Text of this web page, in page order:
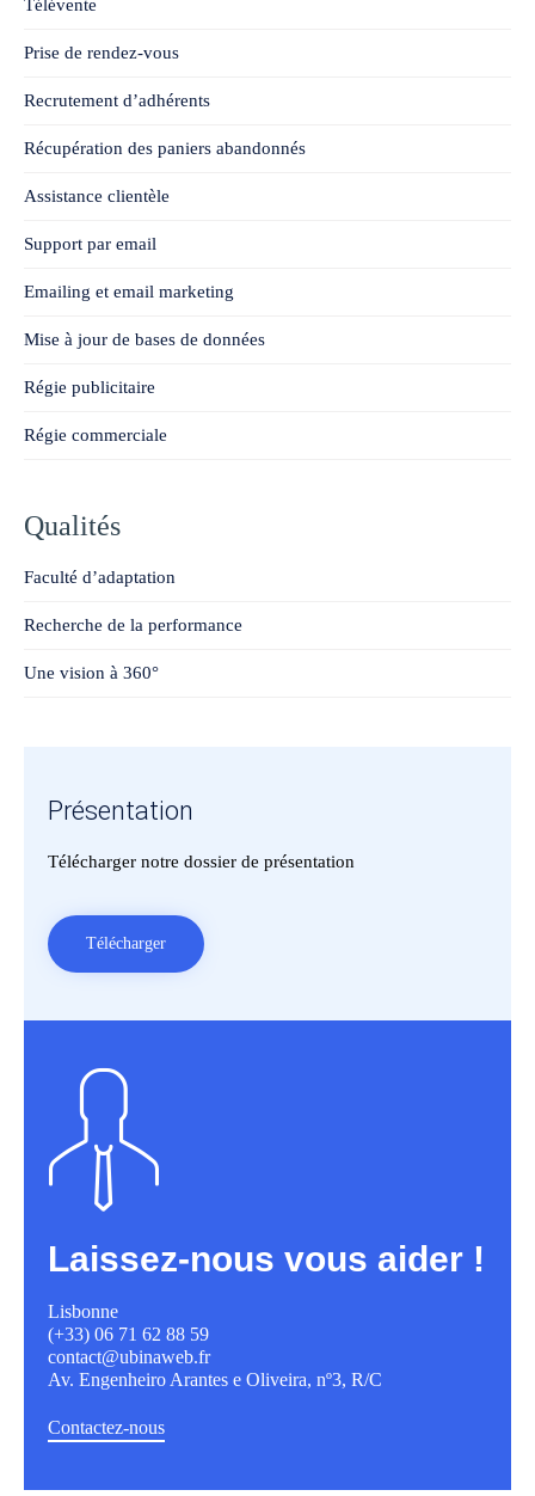
Télévente
Prise de rendez-vous
Recrutement d’adhérents
Récupération des paniers abandonnés
Assistance clientèle
Support par email
Emailing et email marketing
Mise à jour de bases de données
Régie publicitaire
Régie commerciale
Qualités
Faculté d’adaptation
Recherche de la performance
Une vision à 360°
Présentation
Télécharger notre dossier de présentation
Télécharger
Laissez-nous vous aider !
Lisbonne
(+33) 06 71 62 88 59
contact@ubinaweb.fr
Av. Engenheiro Arantes e Oliveira, nº3, R/C
Contactez-nous